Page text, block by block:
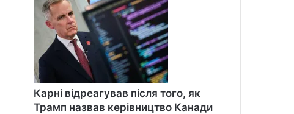
Карні відреагував після того, як
Трамп назвав керівництво Канади